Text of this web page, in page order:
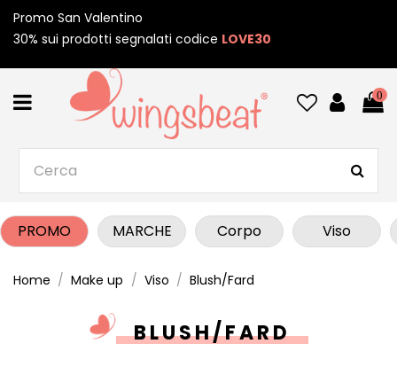
Promo San Valentino
30% sui prodotti segnalati codice LOVE30
0
PROMO MARCHE Corpo Viso
Home Make up Viso Blush/Fard
BLUSH/FARD